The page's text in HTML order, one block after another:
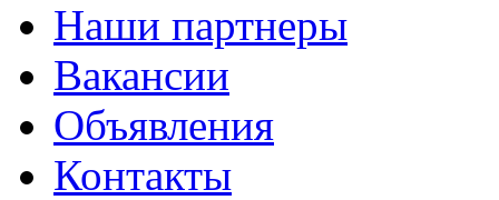
Наши партнеры
Вакансии
Объявления
Контакты